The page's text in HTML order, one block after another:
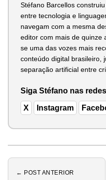
Stéfano Barcellos
entre tecnologia e
navegam com a mesma
editor com mais de quinze
se uma das vozes mais
conteúdo digital brasileiro,
separação artificial entre
Siga Stéfano nas
X Instagram
← POST ANTERIOR